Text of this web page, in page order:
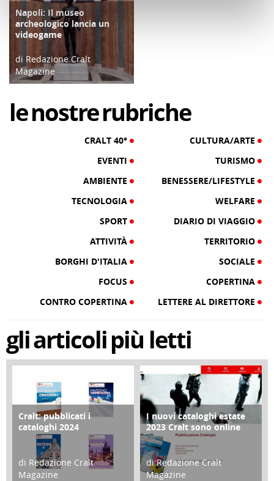
TECNOLOGIA
Napoli: Il museo
archeologico lancia un
videogame
di Redazione Cralt
Magazine
lenostrerubriche
CRALT 40°
CULTURA/ARTE
EVENTI
TURISMO
AMBIENTE
BENESSERE/LIFESTYLE
TECNOLOGIA
WELFARE
SPORT
DIARIO DI VIAGGIO
ATTIVITÀ
TERRITORIO
BORGHI D'ITALIA
SOCIALE
FOCUS
COPERTINA
CONTRO COPERTINA
LETTERE AL DIRETTORE
gliarticolipiù letti
COPERTINA
Cralt: pubblicati i
cataloghi 2024
di Redazione Cralt
Magazine
CONTRO COPERTINA
I nuovi cataloghi estate
2023 Cralt sono online
di Redazione Cralt
Magazine